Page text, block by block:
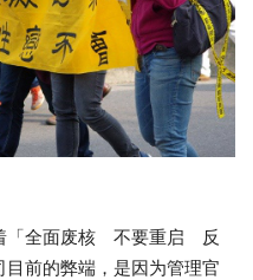
「全面废核 不要重启 反
前的弊端，是因为管理官